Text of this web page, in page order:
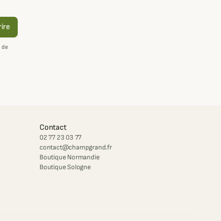
de
Contact
02 77 23 03 77
contact@champgrand.fr
Boutique Normandie
Boutique Sologne